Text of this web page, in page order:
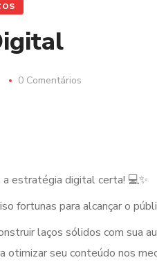
0 Comentários
estratégia digital certa! 💻✨
fortunas para alcançar o
laços sólidos com sua
otimizar seu conteúdo nos